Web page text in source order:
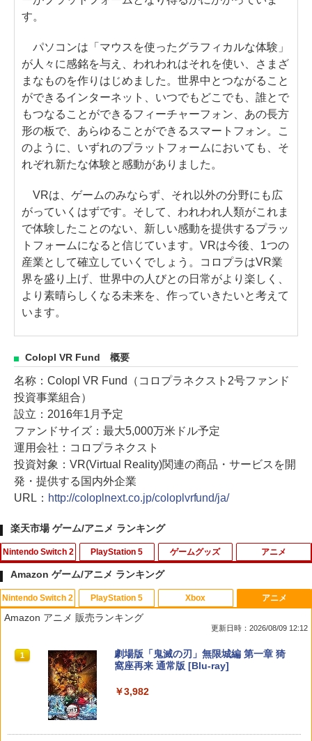
す。
パソコンは「マウスを使ったグラフィカルな体験」
が人々に感銘を与え、われわれはそれを使い、さまざ
まなものを作りはじめました。世界中とつながること
ができるインターネット、いつでもどこでも、誰とで
もつなることができるフィーチャーフォン、あの長方
形の板で、あらゆることができるスマートフォン。こ
のように、いずれのプラットフォームにおいても、そ
れぞれ新たな体験と感動がありました。
VRは、ゲームのみならず、それ以外の分野にも広
がっていくはずです。そして、われわれ人類がこれま
で体験したことのない、新しい感動を提供するプラッ
トフォームになると信じています。VRは今後、1つの
産業として確立していくでしょう。コロプラはVR業
界を盛り上げ、世界中の人びとの日常がより楽しく、
より素晴らしくなる未来を、作っていきたいと考えて
います。
Colopl VR Fund 概要
名称：Colopl VR Fund（コロプラネクスト2号ファンド
投資事業組合）
設立：2016年1月予定
ファンドサイズ：最大5,000万米ドル予定
運用会社：コロプラネクスト
投資対象：VR(Virtual Reality)関連の商品・サービスを開
発・提供する国内外企業
URL： http://coloplnext.co.jp/coloplvrfund/ja/
楽天市場 ゲーム/アニメ ランキング
Nintendo Switch 2
1
ホリ ワイヤレスホリパッド TURBO for
Nintendo Switch 2 ルビーマゼンタ [N
￥7,580
witch2版(【早期購入封入特典】冒険ス
PlayStation 5
1
シティーズ：スカイライン リマスター
ジャパン・スペシャル・エディション
￥5,901
ゲームグッズ
1
PS Vita 2000 アナログスティック・スラ
イドパッド修理用基板 部品 パーツ L R
互換 黒 ブラック オリジナルウエス スラ
￥750
team Deck OLED / LCD フィルム 保護
アニメ
1
【中古】おそ松さん 第五松（初回生産
限定版 Blu-ray DISC）/Blu−ray Dis
￥272
【Blu-ray】
Amazon ゲーム/アニメ ランキング
Nintendo Switch 2
1
スプラトゥーン レイダース|オンライン
コード版
￥5,832
PlayStation 5
1
PlayStation 5 デジタル・エディション
日本語専用 Console Language: Japan
Xbox
1
【純正品】Xbox ワイヤレス コントロー
ラー + USB-C® ケーブル
￥8,300
アニメ
Amazon アニメ 販売ランキング
更新日時：2026/08/09 12:12
1
劇場版「鬼滅の刃」無限城編 第一章 猗
窩座再来 通常版 [Blu-ray]
￥3,982